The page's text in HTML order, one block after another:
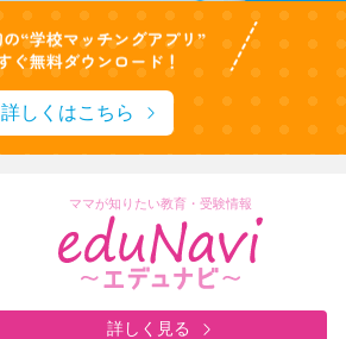
詳しくはこちら
ママが知りたい教育・受験情報
詳しく見る